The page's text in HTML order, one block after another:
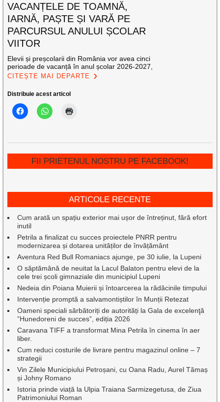
VACANȚELE DE TOAMNĂ,
IARNĂ, PAȘTE ȘI VARĂ PE
PARCURSUL ANULUI ȘCOLAR
VIITOR
Elevii și preșcolarii din România vor avea cinci
perioade de vacanță în anul școlar 2026-2027,
CITEȘTE MAI DEPARTE
Distribuie acest articol
FII PRIETENUL NOSTRU PE FACEBOOK!
ARTICOLE RECENTE
Cum arată un spațiu exterior mai ușor de întreținut, fără efort
inutil
Petrila a finalizat cu succes proiectele PNRR pentru
modernizarea și dotarea unităților de învățământ
Aventura Red Bull Romaniacs ajunge, pe 30 iulie, la Lupeni
O săptămână de neuitat la Lacul Balaton pentru elevi de la
cele trei școli gimnaziale din municipiul Lupeni
Nedeia din Poiana Muierii și întoarcerea la rădăcinile timpului
Intervenție promptă a salvamontiștilor în Munții Retezat
Oameni speciali sărbătoriți de autorități la Gala de excelenţă
”Hunedoreni de succes”, ediția 2026
Caravana TIFF a transformat Mina Petrila în cinema în aer
liber.
Cum reduci costurile de livrare pentru magazinul online – 7
strategii
Vin Zilele Municipiului Petroșani, cu Oana Radu, Aurel Tămaș
și Johny Romano
Istoria prinde viață la Ulpia Traiana Sarmizegetusa, de Ziua
Patrimoniului Roman